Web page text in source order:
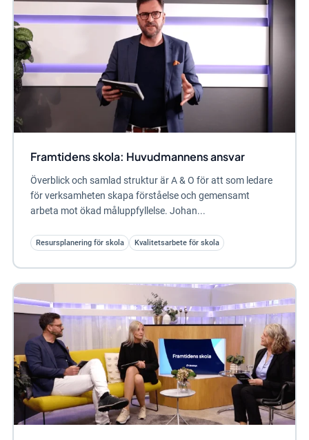
Framtidens skola: Huvudmannens ansvar
Överblick och samlad struktur är A & O för att som ledare
för verksamheten skapa förståelse och gemensamt
arbeta mot ökad måluppfyllelse. Johan...
Resursplanering för skola Kvalitetsarbete för skola